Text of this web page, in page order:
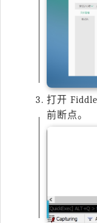
打开
前断点。